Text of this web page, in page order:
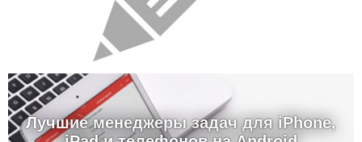
Лучшие менеджеры задач для iPhone,